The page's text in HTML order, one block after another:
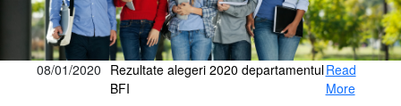
08/01/2020 Rezultate alegeri 2020 departamentul
BFI
Read
More